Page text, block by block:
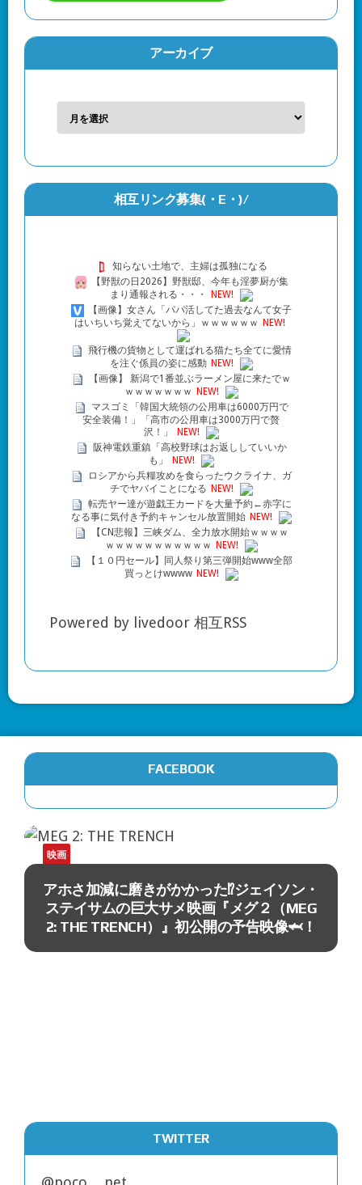
アーカイブ
相互リンク募集(・Ε・)/
知らない土地で、主婦は孤独になる
【野獣の日2026】野獣邸、今年も淫夢厨が集
まり通報される・・・
NEW!
【画像】女さん「パパ活してた過去なんて女子
はいちいち覚えてないから」ｗｗｗｗｗｗ NEW!
飛行機の貨物として運ばれる猫たち全てに愛情
を注ぐ係員の姿に感動 NEW!
【画像】 新潟で1番並ぶラーメン屋に来たでｗ
ｗｗｗｗｗｗｗ
NEW!
マスゴミ「韓国大統領の公用車は6000万円で
安全装備！」「高市の公用車は3000万円で贅
沢！」
NEW!
阪神電鉄重鎮「高校野球はお返ししていいか
も」
NEW!
ロシアから兵糧攻めを食らったウクライナ、ガ
チでヤバイことになる NEW!
転売ヤー達が遊戯王カードを大量予約←赤字に
なる事に気付き予約キャンセル放置開始 NEW!
【CN悲報】三峡ダム、全力放水開始ｗｗｗｗ
ｗｗｗｗｗｗｗｗｗｗｗ
NEW!
【１０円セール】同人祭り第三弾開始www全部
買っとけwwww NEW!
Powered by livedoor 相互RSS
FACEBOOK
ニュース
TWITTER